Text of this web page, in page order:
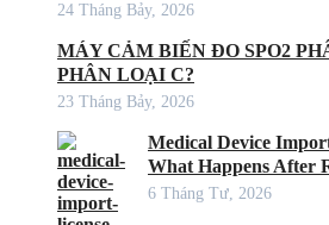
24 Tháng Bảy, 2026
MÁY CẢM BIẾN ĐO SPO2
PHÂN LOẠI C?
23 Tháng Bảy, 2026
Medical Device
What Happens After
6 Tháng Tư, 2026